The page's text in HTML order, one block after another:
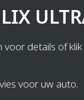
voor details of klik
voor uw auto.